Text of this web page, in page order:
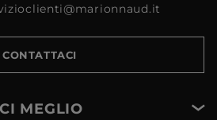
CONTATTACI
MEGLIO